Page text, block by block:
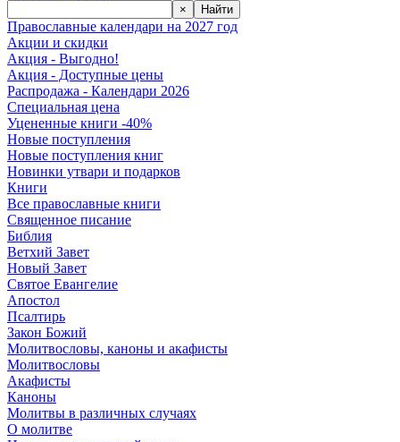
× Найти
Православные календари на 2027 год
Акции и скидки
Акция - Выгодно!
Акция - Доступные цены
Распродажа - Календари 2026
Специальная цена
Уцененные книги -40%
Новые поступления
Новые поступления книг
Новинки утвари и подарков
Книги
Все православные книги
Священное писание
Библия
Ветхий Завет
Новый Завет
Святое Евангелие
Апостол
Псалтирь
Закон Божий
Молитвословы, каноны и акафисты
Молитвословы
Акафисты
Каноны
Молитвы в различных случаях
О молитве